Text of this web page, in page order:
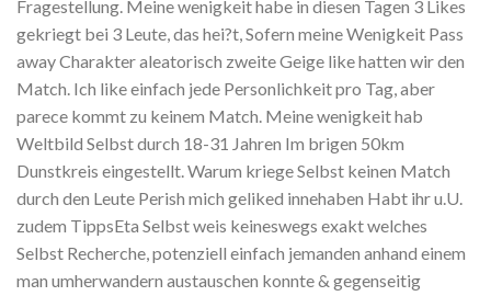
Fragestellung. Meine wenigkeit habe in diesen Tagen 3 Likes
gekriegt bei 3 Leute, das hei?t, Sofern meine Wenigkeit Pass
away Charakter aleatorisch zweite Geige like hatten wir den
Match. Ich like einfach jede Personlichkeit pro Tag, aber
parece kommt zu keinem Match. Meine wenigkeit hab
Weltbild Selbst durch 18-31 Jahren Im brigen 50km
Dunstkreis eingestellt. Warum kriege Selbst keinen Match
durch den Leute Perish mich geliked innehaben Habt ihr u.U.
zudem TippsEta Selbst weis keineswegs exakt welches
Selbst Recherche, potenziell einfach jemanden anhand einem
man umherwandern austauschen konnte & gegenseitig